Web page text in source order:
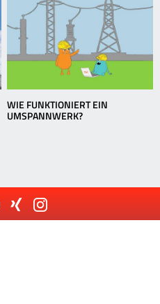
WIE FUNKTIONIERT EIN
UMSPANNWERK?